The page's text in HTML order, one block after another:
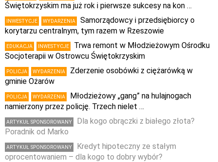
Świętokrzyskim ma już rok i pierwsze sukcesy na kon …
INWESTYCJE WYDARZENIA
Samorządowcy i przedsiębiorcy o
korytarzu centralnym, tym razem w Rzeszowie
EDUKACJA INWESTYCJE
Trwa remont w Młodzieżowym Ośrodku
Socjoterapii w Ostrowcu Świętokrzyskim
POLICJA WYDARZENIA
Zderzenie osobówki z ciężarówką w
gminie Ożarów
POLICJA WYDARZENIA
Młodzieżowy „gang” na hulajnogach
namierzony przez policję. Trzech nielet …
ARTYKUŁ SPONSOROWANY
Dla kogo obrączki z białego złota?
Poradnik od Marko
ARTYKUŁ SPONSOROWANY
Kredyt hipoteczny ze stałym
oprocentowaniem – dla kogo to dobry wybór?